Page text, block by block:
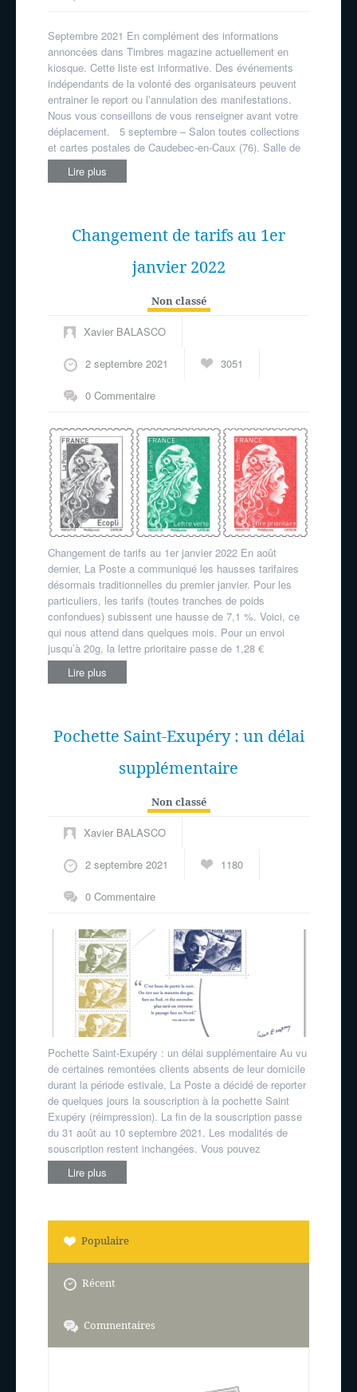
Septembre 2021 En complément des informations
annoncées dans Timbres magazine actuellement en
kiosque. Cette liste est informative. Des événements
indépendants de la volonté des organisateurs peuvent
entrainer le report ou l’annulation des manifestations.
Nous vous conseillons de vous renseigner avant votre
déplacement. 5 septembre – Salon toutes collections
et cartes postales de Caudebec-en-Caux (76). Salle de
Lire plus
Changement de tarifs au 1er
janvier 2022
Non classé
Xavier BALASCO
2 septembre 2021 3051
0 Commentaire
Changement de tarifs au 1er janvier 2022 En août
dernier, La Poste a communiqué les hausses tarifaires
désormais traditionnelles du premier janvier. Pour les
particuliers, les tarifs (toutes tranches de poids
confondues) subissent une hausse de 7,1 %. Voici, ce
qui nous attend dans quelques mois. Pour un envoi
jusqu’à 20g, la lettre prioritaire passe de 1,28 €
Lire plus
Pochette Saint-Exupéry : un délai
supplémentaire
Non classé
Xavier BALASCO
2 septembre 2021 1180
0 Commentaire
Pochette Saint-Exupéry : un délai supplémentaire Au vu
de certaines remontées clients absents de leur domicile
durant la période estivale, La Poste a décidé de reporter
de quelques jours la souscription à la pochette Saint
Exupéry (réimpression). La fin de la souscription passe
du 31 août au 10 septembre 2021. Les modalités de
souscription restent inchangées. Vous pouvez
Lire plus
Populaire
Récent
Commentaires